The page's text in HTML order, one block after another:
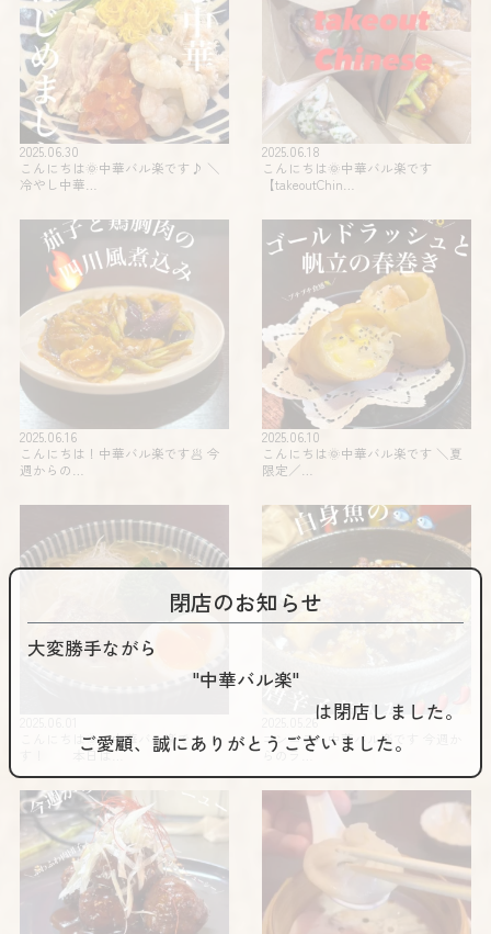
2025.06.30
こんにちは🌞中華バル楽です♪ ＼
冷やし中華…
2025.06.18
こんにちは🌞中華バル楽です
【takeoutChin…
2025.06.16
こんにちは！中華バル楽です🥟 今
週からの…
2025.06.10
こんにちは🌞中華バル楽です️ ＼夏
限定️／…
こんにちは🌞 中華バル楽で
す！ 本日は…
2025.05.26
コンニチハ️️中華バル楽です 今週か
らのラ…
閉店のお知らせ
大変勝手ながら
"中華バル楽"
は閉店しました。
ご愛顧、誠にありがとうございました。